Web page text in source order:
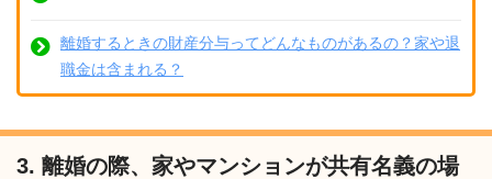
離婚するときの財産分与ってどんなものがあるの？家や退
職金は含まれる？
3. 離婚の際、家やマンションが共有名義の場